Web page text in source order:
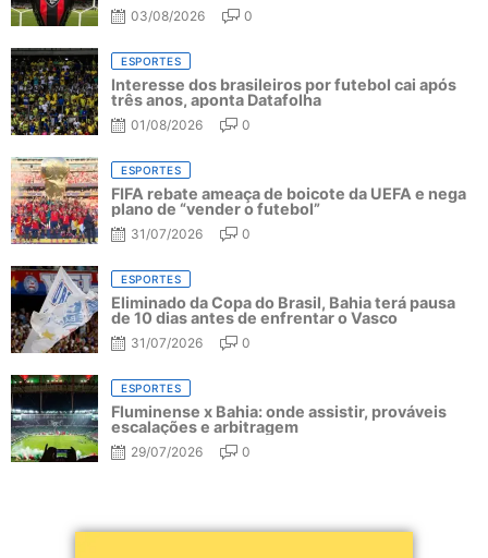
03/08/2026 0
ESPORTES
Interesse dos brasileiros por futebol cai após
três anos, aponta Datafolha
01/08/2026 0
ESPORTES
FIFA rebate ameaça de boicote da UEFA e nega
plano de “vender o futebol”
31/07/2026 0
ESPORTES
Eliminado da Copa do Brasil, Bahia terá pausa
de 10 dias antes de enfrentar o Vasco
31/07/2026 0
ESPORTES
Fluminense x Bahia: onde assistir, prováveis
escalações e arbitragem
29/07/2026 0